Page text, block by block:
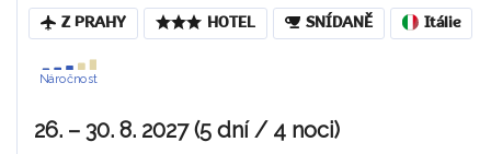
Z PRAHY HOTEL SNÍDANĚ Itálie
Náročnost
26. – 30. 8. 2027 (5 dní / 4 noci)